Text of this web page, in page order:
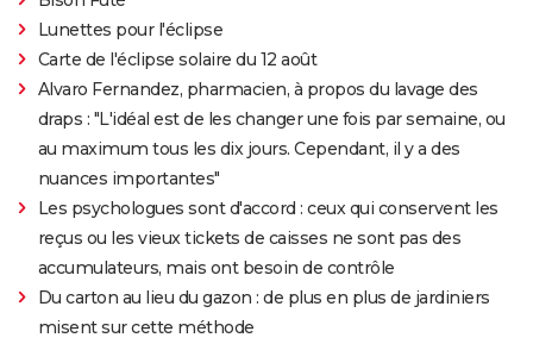
Lunettes pour l'éclipse
Carte de l'éclipse solaire du 12 août
Alvaro Fernandez, pharmacien, à propos du lavage des
draps : "L'idéal est de les changer une fois par semaine, ou
au maximum tous les dix jours. Cependant, il y a des
nuances importantes"
Les psychologues sont d'accord : ceux qui conservent les
reçus ou les vieux tickets de caisses ne sont pas des
accumulateurs, mais ont besoin de contrôle
Du carton au lieu du gazon : de plus en plus de jardiniers
misent sur cette méthode